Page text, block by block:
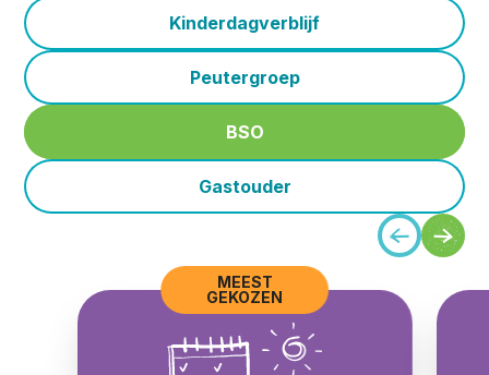
Kinderdagverblijf
Peutergroep
BSO
Gastouder
MEEST
GEKOZEN